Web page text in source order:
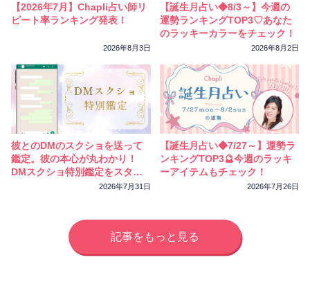
【2026年7月】Chapli占い師リ
ピート率ランキング発表！
2026年8月3日
【誕生月占い◆8/3～】今週の
運勢ランキングTOP3♡あなた
のラッキーカラーをチェック！
2026年8月2日
彼とのDMのスクショを送って
鑑定。彼の本心が丸わかり！
DMスクショ特別鑑定をスター
2026年7月31日
【誕生月占い◆7/27～】運勢ラ
ンキングTOP3🔮今週のラッキ
ーアイテムもチェック！
2026年7月26日
記事をもっと見る